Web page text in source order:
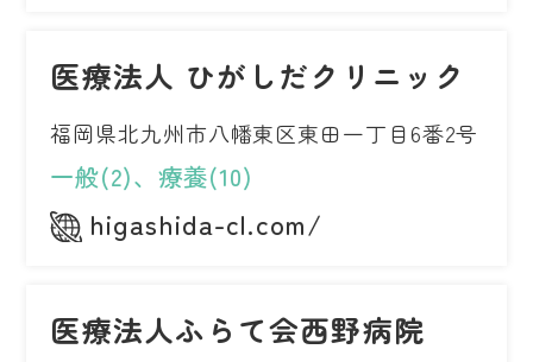
医療法人 ひがしだクリニック
福岡県北九州市八幡東区東田一丁目6番2号
一般(2)、療養(10)
higashida-cl.com/
医療法人ふらて会西野病院